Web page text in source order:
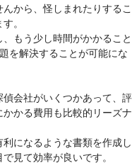
から、怪しまれたりするこ
。
もう少し時間がかかること
を解決することが可能にな
会社がいくつかあって、評
かる費用も比較的リーズナ
になるような書類を作成し
見て効率が良いです。